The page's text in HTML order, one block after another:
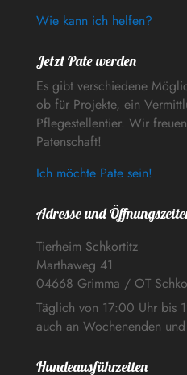
Wie kann ich helfen?
Jetzt Pate werden
Es gibt verschiedene
ob für Projekte, ein
Pflegestellentier. Wir
Patenschaft!
Ich möchte Pate sein!
Adresse und
Tierheim Schkortitz
Marthaweg 41
04668 Grimma / OT
Täglich von 17:00 Uhr bis
auch an Wochenenden
Hundeausführzeiten